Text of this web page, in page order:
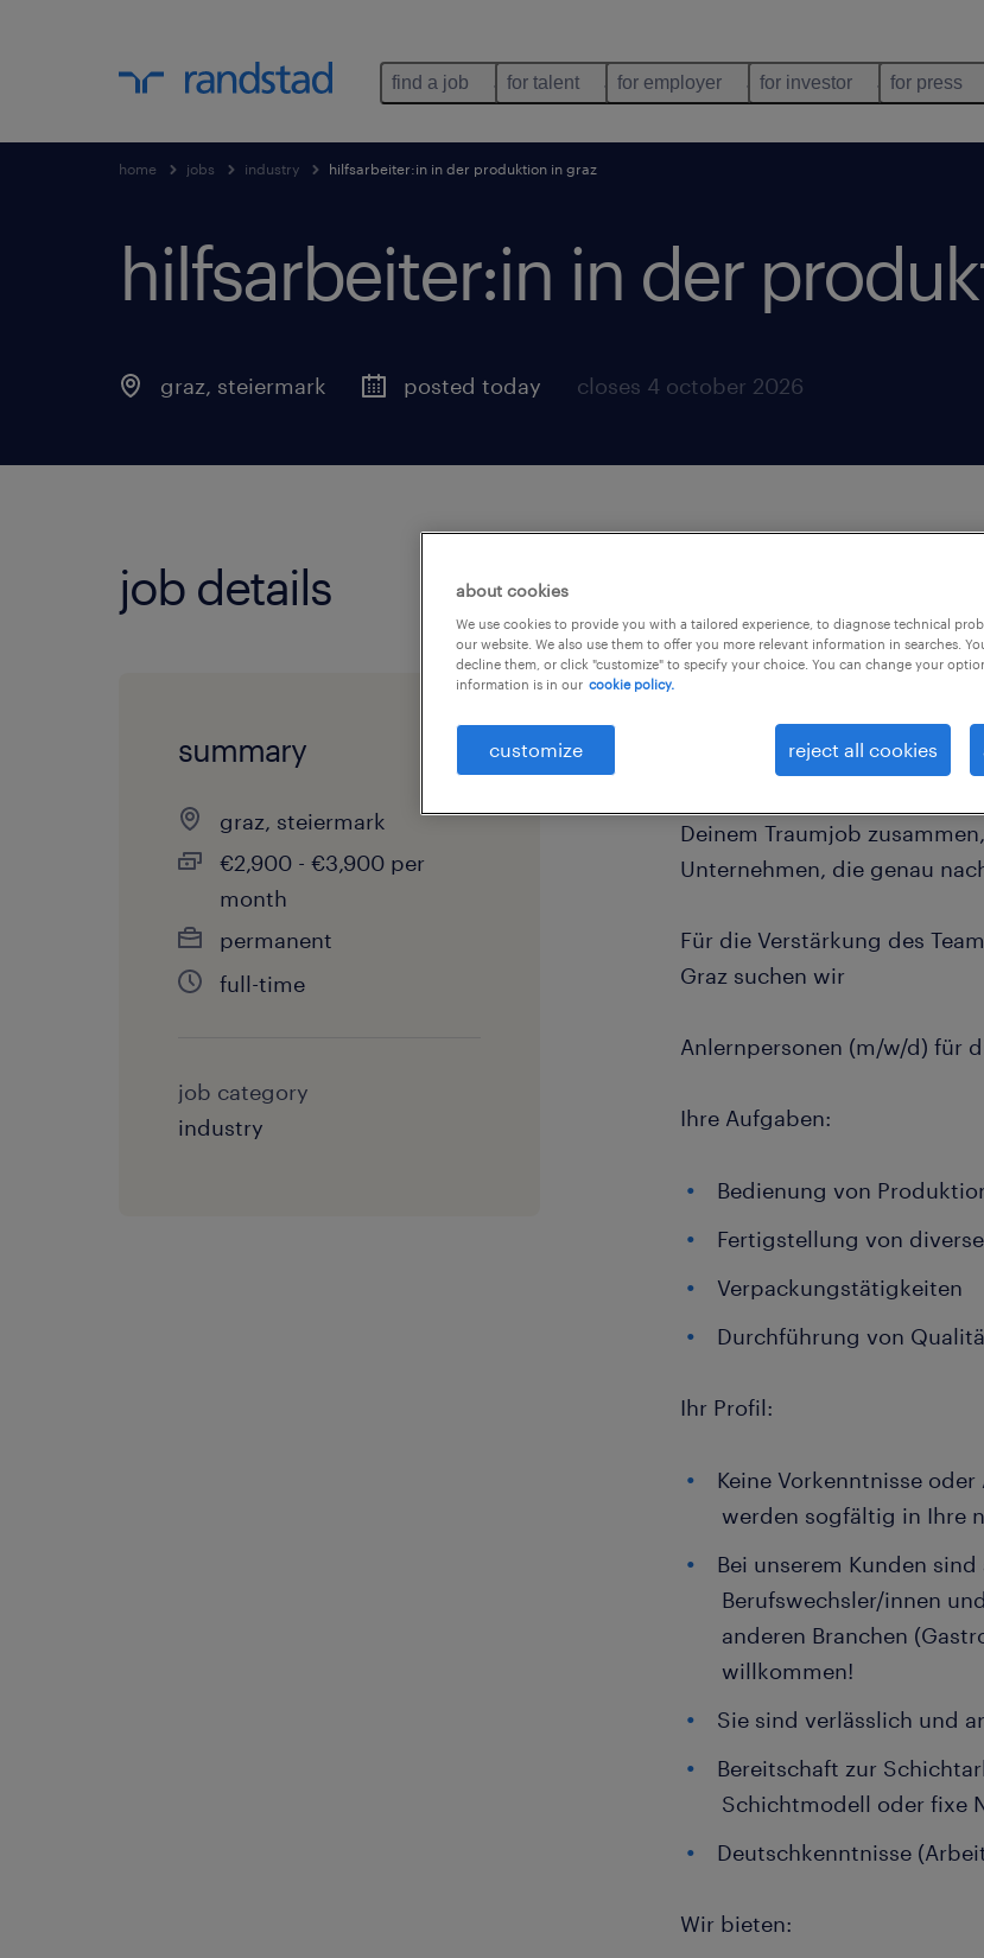
find a job for talent for employer for investor for press
home jobs industry hilfsarbeiter:in in der produktion in graz
hilfsarbeiter:in in der
graz, steiermark posted today closes 4 october 2026
job details
summary
graz, steiermark
€2,900 - €3,900 per
month
permanent
full-time
job category
industry
Personaldienstleister.
Als Dein Partner for Talent
Deinem Traumjob
Unternehmen, die genau
Für die Verstärkung des
Graz suchen wir
Anlernpersonen (m/w/d) für
Ihre Aufgaben:
Bedienung von
Fertigstellung von
Verpackungstätigkeiten
Durchführung von
Ihr Profil:
Keine Vorkenntnisse
werden sogfältig in Ihre
Bei unserem Kunden
Berufswechsler/innen
anderen Branchen
willkommen!
Sie sind verlässlich und
Bereitschaft zur
Schichtmodell oder fixe
Deutschkenntnisse
Wir bieten:
about cookies
We use cookies to provide you with a tailored experience, to diagnose technical
our website. We also use them to offer you more relevant information in searches.
decline them, or click "customize" to specify your choice. You can change your
information is in our cookie policy.
customize reject all cookies